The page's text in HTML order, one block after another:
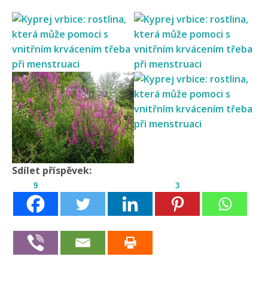
Sdílet příspěvek:
9 3